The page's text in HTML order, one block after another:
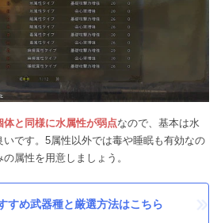
体と同様に水属性が弱点なので、基本は水
です。5属性以外では毒や睡眠も有効なの
属性を用意しましょう。
すめ武器種と厳選方法はこちら